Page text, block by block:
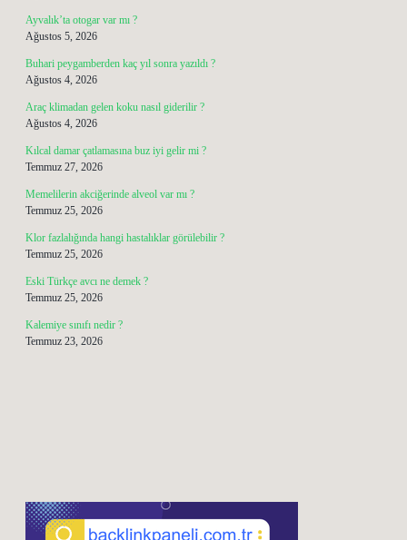
Ayvalık’ta otogar var mı ?
Ağustos 5, 2026
Buhari peygamberden kaç yıl sonra yazıldı ?
Ağustos 4, 2026
Araç klimadan gelen koku nasıl giderilir ?
Ağustos 4, 2026
Kılcal damar çatlamasına buz iyi gelir mi ?
Temmuz 27, 2026
Memelilerin akciğerinde alveol var mı ?
Temmuz 25, 2026
Klor fazlalığında hangi hastalıklar görülebilir ?
Temmuz 25, 2026
Eski Türkçe avcı ne demek ?
Temmuz 25, 2026
Kalemiye sınıfı nedir ?
Temmuz 23, 2026